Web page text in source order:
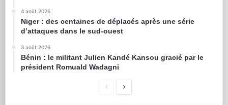
4 août 2026
Niger : des centaines de déplacés après une série
d’attaques dans le sud-ouest
3 août 2026
Bénin : le militant Julien Kandé Kansou gracié par le
président Romuald Wadagni